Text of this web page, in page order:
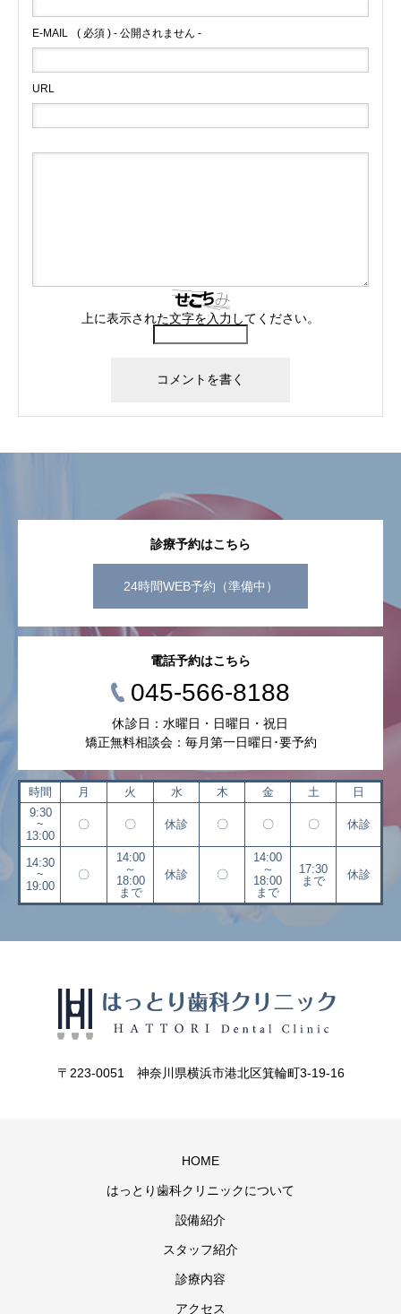
E-MAIL ( 必須 ) - 公開されません -
URL
上に表示された文字を入力してください。
診療予約はこちら
24時間WEB予約（準備中）
電話予約はこちら
045-566-8188
休診日：水曜日・日曜日・祝日
矯正無料相談会：毎月第一日曜日･要予約
時間 月 火 水 木 金 土
日
9:30
~
13:00
〇 〇 休診 〇 〇 〇 休診
14:30
~
19:00
〇
14:00
～
18:00
まで
休診 〇
14:00
～
18:00
まで
17:30
まで
休診
〒223-0051 神奈川県横浜市港北区箕輪町3-19-16
HOME
はっとり歯科クリニックについて
設備紹介
スタッフ紹介
診療内容
アクセス